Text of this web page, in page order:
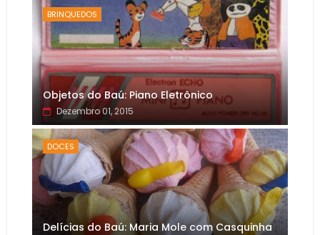
BRINQUEDOS
Objetos do Baú: Piano Eletrônico
Dezembro 01, 2015
DOCES
Delícias do Baú: Maria Mole com Casquinha